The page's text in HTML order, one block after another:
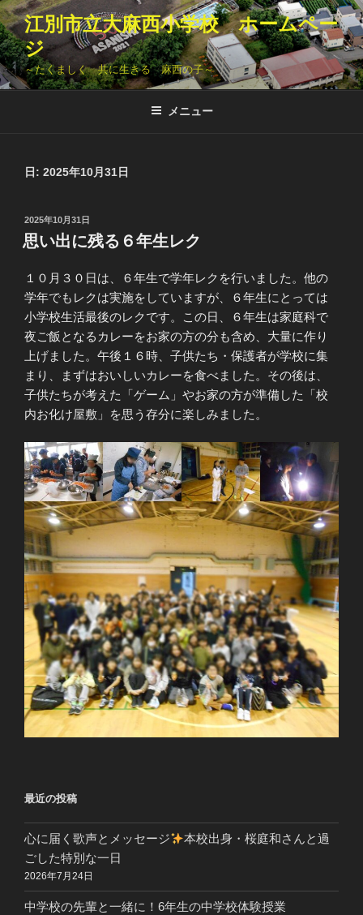
コ
ン
テ
ン
ツ
江別市立大麻西小学校 ホームペー
ジ
～たくましく 共に生きる 麻西の子～
メニュー
日: 2025年10月31日
投
稿
日:
2025年10月31日
思い出に残る６年生レク
１０月３０日は、６年生で学年レクを行いました。他の
学年でもレクは実施をしていますが、６年生にとっては
小学校生活最後のレクです。この日、６年生は家庭科で
夜ご飯となるカレーをお家の方の分も含め、大量に作り
上げました。午後１６時、子供たち・保護者が学校に集
まり、まずはおいしいカレーを食べました。その後は、
子供たちが考えた「ゲーム」やお家の方が準備した「校
内お化け屋敷」を思う存分に楽しみました。
最近の投稿
心に届く歌声とメッセージ
本校出身・桜庭和さんと過
ごした特別な一日
2026年7月24日
中学校の先輩と一緒に！6年生の中学校体験授業